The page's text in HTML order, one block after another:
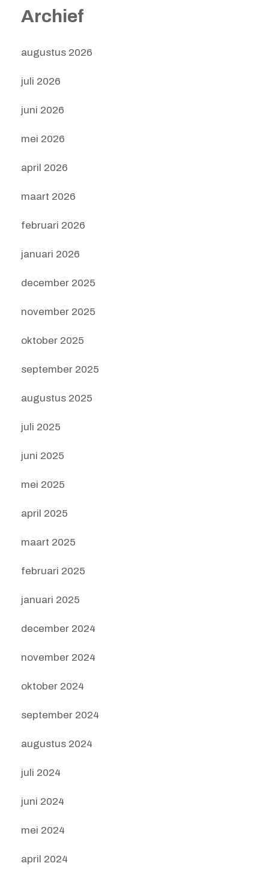
Archief
augustus 2026
juli 2026
juni 2026
mei 2026
april 2026
maart 2026
februari 2026
januari 2026
december 2025
november 2025
oktober 2025
september 2025
augustus 2025
juli 2025
juni 2025
mei 2025
april 2025
maart 2025
februari 2025
januari 2025
december 2024
november 2024
oktober 2024
september 2024
augustus 2024
juli 2024
juni 2024
mei 2024
april 2024